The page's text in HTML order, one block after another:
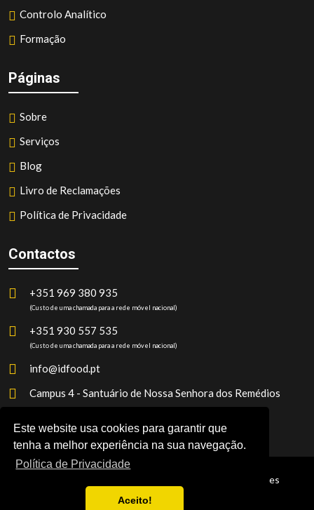
Este website usa cookies para garantir que
tenha a melhor experiência na sua navegação.
Política de Privacidade
Aceito!
Controlo Analítico
Formação
Páginas
Sobre
Serviços
Blog
Livro de Reclamações
Política de Privacidade
Contactos
+351 969 380 935
(Custo de uma chamada para a rede móvel nacional)
+351 930 557 535
(Custo de uma chamada para a rede móvel nacional)
info@idfood.pt
Campus 4 - Santuário de Nossa Senhora dos Remédios
2026 I&D FOOD | Rege-Se Pelas Condições
Constantes Da Declaração Legal.